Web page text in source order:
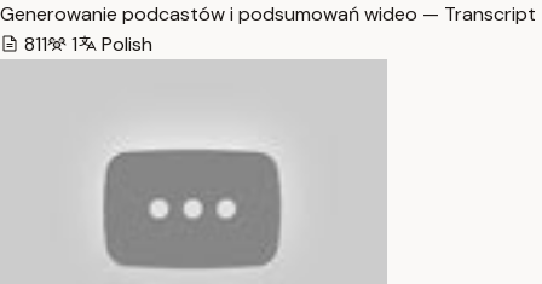
Generowanie podcastów i podsumowań wideo — Transcript
811
1 Polish